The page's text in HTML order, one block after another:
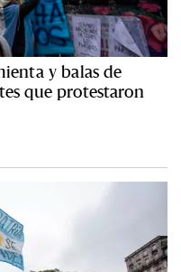
y balas de
que protestaron